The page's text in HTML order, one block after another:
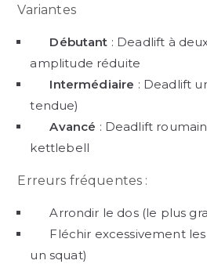
Variantes
Débutant : Deadlift à
amplitude réduite
Intermédiaire : Deadlift
tendue)
Avancé : Deadlift
kettlebell
Erreurs fréquentes :
Arrondir le dos (le plus
Fléchir excessivement
un squat)